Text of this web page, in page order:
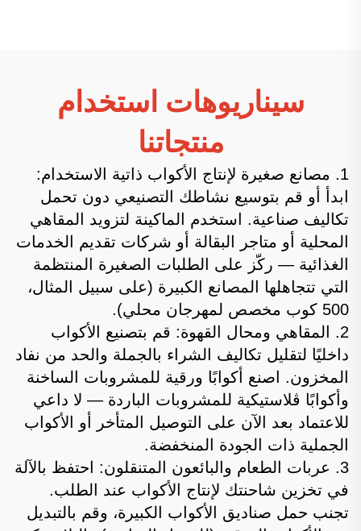
سيناريوهات استخدام
منتجاتنا
1. مصانع صغيرة لإنتاج الأكواب ذاتية الاستخدام:
ابدأ أو قم بتوسيع نشاطك التصنيعي دون تحمل
تكاليف صناعية. استخدم الماكينة لتزويد المقاهي
المحلية أو متاجر البقالة أو شركات تقديم الخدمات
الغذائية — ركّز على الطلبات الصغيرة المنتظمة
التي تتجاهلها المصانع الكبيرة (على سبيل المثال،
500 كوب مخصص لمهرجان محلي).
2. المقاهي ومحال القهوة: قم بتصنيع الأكواب
داخليًا لتقليل تكاليف الشراء بالجملة والحد من نفاد
المخزون. اصنع أكوابًا ورقية للمشروبات الساخنة
وأكوابًا ڤلاستيكية للمشروبات الباردة — لا داعي
للاعتماد بعد الآن على التوصيل المتأخر أو الأكواب
الجملية ذات الجودة المنخفضة.
3. عربات الطعام والبائعون المتنقلون: احتفظ بالآلة
في تخزين شاحنتك لإنتاج الأكواب عند الطلب.
تجنب حمل صناديق الأكواب الكبيرة، وقم بالتبديل